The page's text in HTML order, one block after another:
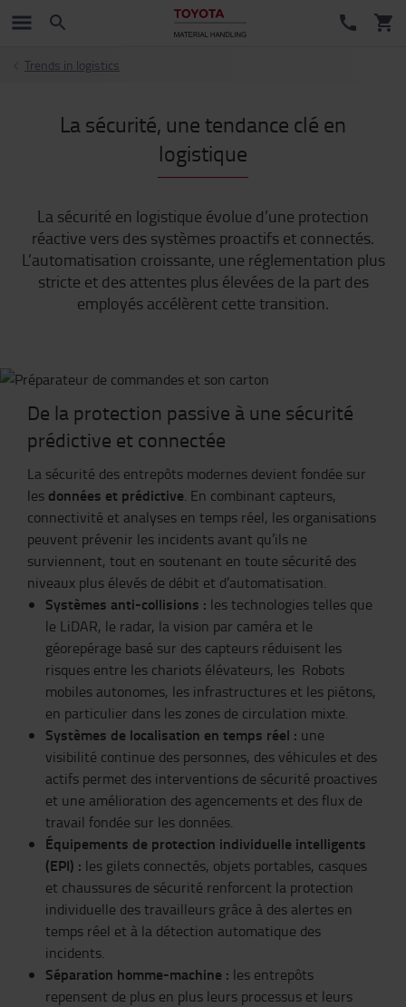
Trends in logistics
La sécurité, une tendance clé en
logistique
La sécurité en logistique évolue d’une protection
réactive vers des systèmes proactifs et connectés.
L’automatisation croissante, une réglementation plus
stricte et des attentes plus élevées de la part des
employés accélèrent cette transition.
De la protection passive à une sécurité
prédictive et connectée
La sécurité des entrepôts modernes devient fondée sur
les données et prédictive. En combinant capteurs,
connectivité et analyses en temps réel, les organisations
peuvent prévenir les incidents avant qu’ils ne
surviennent, tout en soutenant en toute sécurité des
niveaux plus élevés de débit et d’automatisation.
Systèmes anti-collisions : les technologies telles que
le LiDAR, le radar, la vision par caméra et le
géorepérage basé sur des capteurs réduisent les
risques entre les chariots élévateurs, les Robots
mobiles autonomes, les infrastructures et les piétons,
en particulier dans les zones de circulation mixte.
Systèmes de localisation en temps réel : une
visibilité continue des personnes, des véhicules et des
actifs permet des interventions de sécurité proactives
et une amélioration des agencements et des flux de
travail fondée sur les données.
Équipements de protection individuelle intelligents
(EPI) : les gilets connectés, objets portables, casques
et chaussures de sécurité renforcent la protection
individuelle des travailleurs grâce à des alertes en
temps réel et à la détection automatique des
incidents.
Séparation homme-machine : les entrepôts
repensent de plus en plus leurs processus et leurs